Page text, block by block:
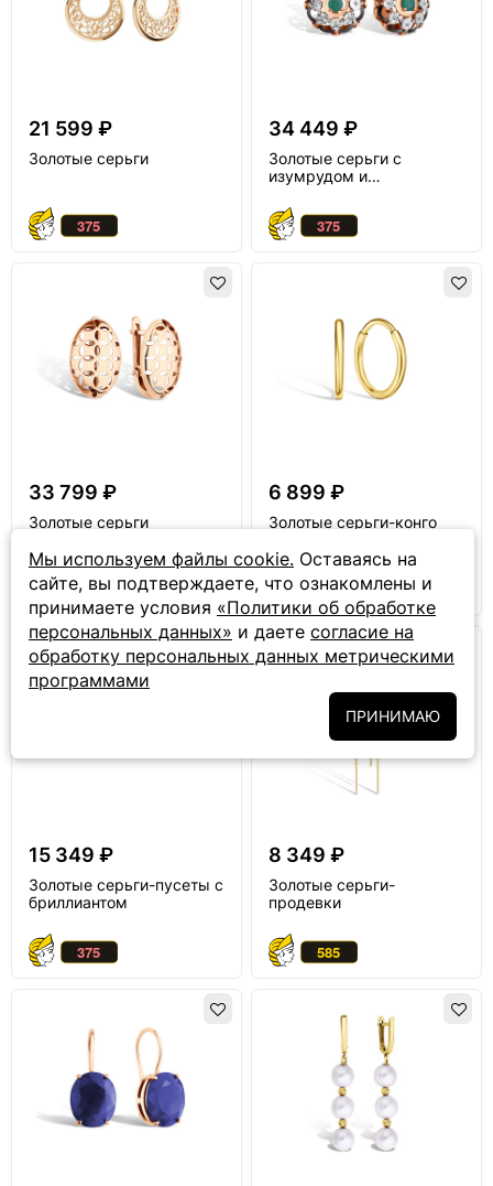
21 599 ₽
Золотые серьги
34 449 ₽
Золотые серьги с
изумрудом и
33 799 ₽
Золотые серьги
6 899 ₽
Золотые серьги-конго
НОВИНКА
15 349 ₽
Золотые серьги-пусеты с
бриллиантом
8 349 ₽
Золотые серьги-
продевки
Мы используем файлы cookie. Оставаясь на
сайте, вы подтверждаете, что ознакомлены и
принимаете условия «Политики об обработке
персональных данных» и даете согласие на
обработку персональных данных метрическими
программами
ПРИНИМАЮ